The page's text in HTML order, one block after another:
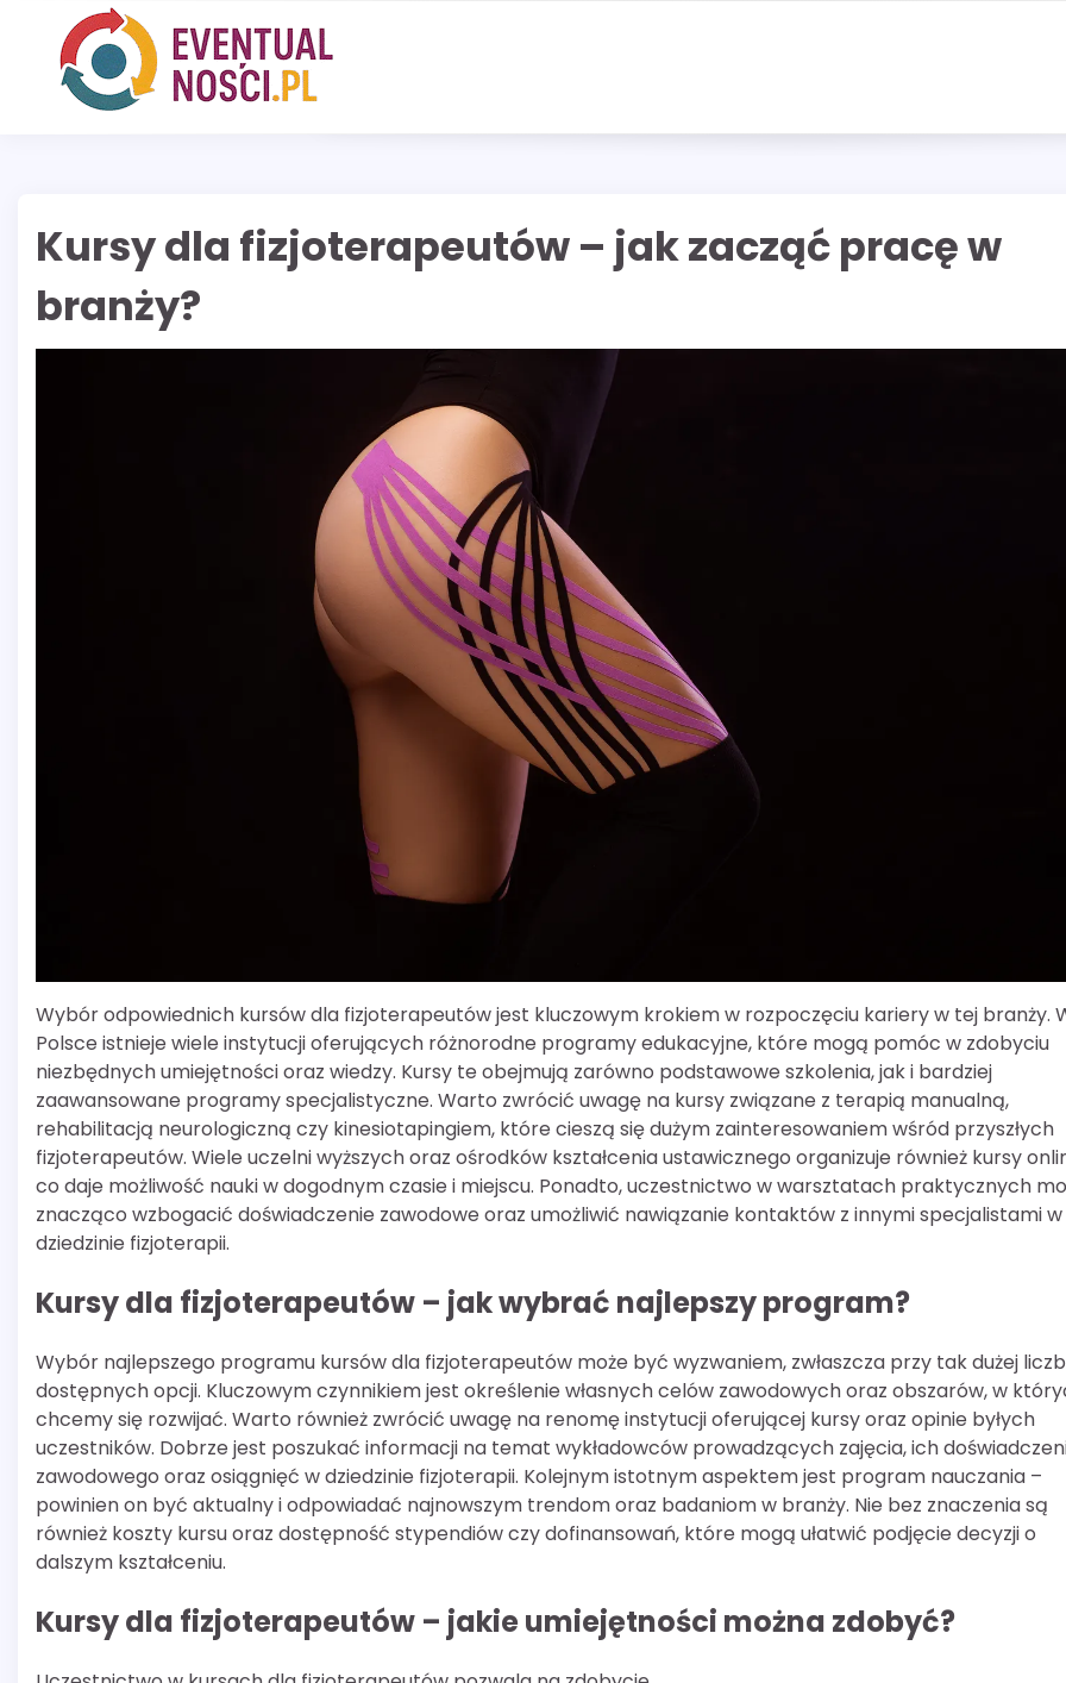
content
Kursy dla fizjoterapeutów – jak zacząć pracę w
branży?
Wybór odpowiednich kursów dla fizjoterapeutów jest kluczowym krokiem w rozpoczęciu kariery w tej branży.
Polsce istnieje wiele instytucji oferujących różnorodne programy edukacyjne, które mogą pomóc w zdobyciu
niezbędnych umiejętności oraz wiedzy. Kursy te obejmują zarówno podstawowe szkolenia, jak i bardziej
zaawansowane programy specjalistyczne. Warto zwrócić uwagę na kursy związane z terapią manualną,
rehabilitacją neurologiczną czy kinesiotapingiem, które cieszą się dużym zainteresowaniem wśród przyszłych
fizjoterapeutów. Wiele uczelni wyższych oraz ośrodków kształcenia ustawicznego organizuje również kursy
co daje możliwość nauki w dogodnym czasie i miejscu. Ponadto, uczestnictwo w warsztatach praktycznych
znacząco wzbogacić doświadczenie zawodowe oraz umożliwić nawiązanie kontaktów z innymi specjalistami w
dziedzinie fizjoterapii.
Kursy dla fizjoterapeutów – jak wybrać najlepszy program?
Wybór najlepszego programu kursów dla fizjoterapeutów może być wyzwaniem, zwłaszcza przy tak dużej
dostępnych opcji. Kluczowym czynnikiem jest określenie własnych celów zawodowych oraz obszarów, w
chcemy się rozwijać. Warto również zwrócić uwagę na renomę instytucji oferującej kursy oraz opinie byłych
uczestników. Dobrze jest poszukać informacji na temat wykładowców prowadzących zajęcia, ich
zawodowego oraz osiągnięć w dziedzinie fizjoterapii. Kolejnym istotnym aspektem jest program nauczania –
powinien on być aktualny i odpowiadać najnowszym trendom oraz badaniom w branży. Nie bez znaczenia są
również koszty kursu oraz dostępność stypendiów czy dofinansowań, które mogą ułatwić podjęcie decyzji o
dalszym kształceniu.
Kursy dla fizjoterapeutów – jakie umiejętności można zdobyć?